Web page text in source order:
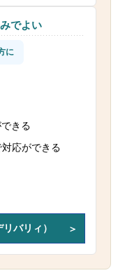
でよい
に
きる
応ができる
バリィ）